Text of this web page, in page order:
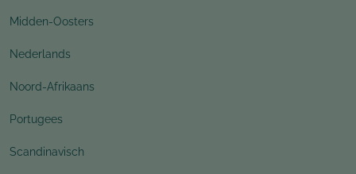
Midden-Oosters
Nederlands
Noord-Afrikaans
Portugees
Scandinavisch